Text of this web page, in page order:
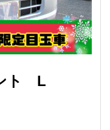
ト L